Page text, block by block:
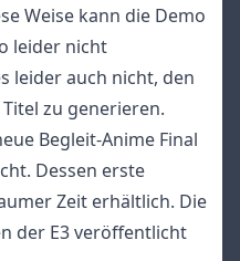
Weise kann die Demo
leider nicht
leider auch nicht, den
zu generieren.
Begleit-Anime Final
Dessen erste
Zeit erhältlich. Die
der E3 veröffentlicht